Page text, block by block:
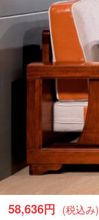
58,636円 (税込み)